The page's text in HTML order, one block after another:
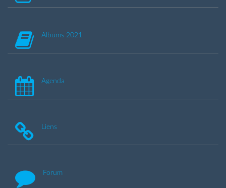
Albums 2021
Agenda
Liens
Forum